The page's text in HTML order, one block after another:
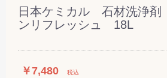
日本ケミカル 石材洗浄
ンリフレッシュ 18L
￥7,480 税込